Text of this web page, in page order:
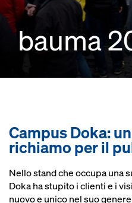
bauma
Campus Doka:
richiamo per il
Nello stand che occupa una
Doka ha stupito i clienti e i
nuovo e unico nel suo